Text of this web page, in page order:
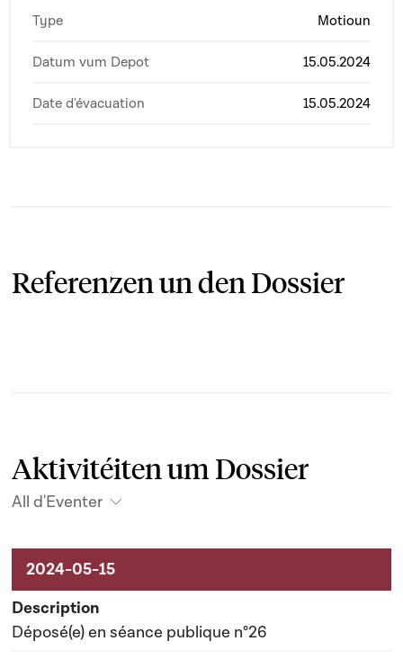
Type Motioun
Datum vum Depot 15.05.2024
Date d'évacuation 15.05.2024
Referenzen un den Dossier
Aktivitéiten um Dossier
All d'Eventer
Aktivitéiten um Dossier
Déposé(e) en séance publique n°26